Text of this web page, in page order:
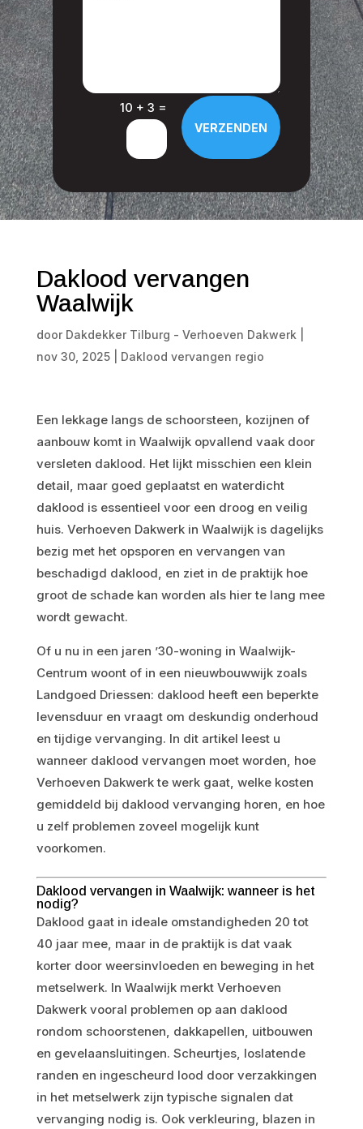
10 + 3 =
VERZENDEN
Daklood vervangen
Waalwijk
door Dakdekker Tilburg - Verhoeven Dakwerk
nov 30, 2025| Daklood vervangen regio
Een lekkage langs de schoorsteen, kozijnen of
aanbouw komt in Waalwijk opvallend vaak door
versleten daklood. Het lijkt misschien een klein
detail, maar goed geplaatst en waterdicht
daklood is essentieel voor een droog en veilig
huis. Verhoeven Dakwerk in Waalwijk is dagelijks
bezig met het opsporen en vervangen van
beschadigd daklood, en ziet in de praktijk hoe
groot de schade kan worden als hier te lang mee
wordt gewacht.
Of u nu in een jaren ’30-woning in Waalwijk-
Centrum woont of in een nieuwbouwwijk zoals
Landgoed Driessen: daklood heeft een beperkte
levensduur en vraagt om deskundig onderhoud
en tijdige vervanging. In dit artikel leest u
wanneer daklood vervangen moet worden, hoe
Verhoeven Dakwerk te werk gaat, welke kosten
gemiddeld bij daklood vervanging horen, en hoe
u zelf problemen zoveel mogelijk kunt
voorkomen.
Daklood vervangen in Waalwijk: wanneer is het
nodig?
Daklood gaat in ideale omstandigheden 20 tot
40 jaar mee, maar in de praktijk is dat vaak
korter door weersinvloeden en beweging in het
metselwerk. In Waalwijk merkt Verhoeven
Dakwerk vooral problemen op aan daklood
rondom schoorstenen, dakkapellen, uitbouwen
en gevelaansluitingen. Scheurtjes, loslatende
randen en ingescheurd lood door verzakkingen
in het metselwerk zijn typische signalen dat
vervanging nodig is. Ook verkleuring, blazen in